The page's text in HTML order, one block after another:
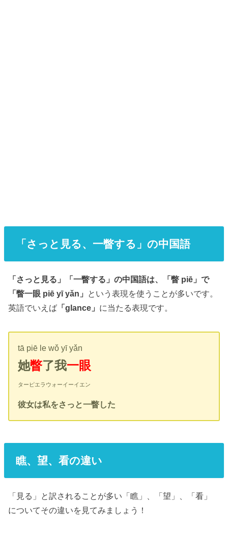
「さっと見る、一瞥する」の中国語
「さっと見る」「一瞥する」の中国語は、「瞥 piē」で
「瞥一眼 piē yī yǎn」 という表現を使うことが多いです。
英語でいえば 「glance」 に当たる表現です。
tā piē le wǒ yī yǎn
她瞥了我一眼
ターピエラウォーイーイエン
彼女は私をさっと一瞥した
瞧、望、看の違い
「見る」と訳されることが多い「瞧」、「望」、「看」
についてその違いを見てみましょう！